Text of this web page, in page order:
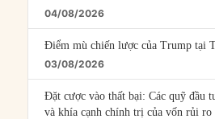
04/08/2026
Điểm mù chiến lược của Trump tại
03/08/2026
Đặt cược vào thất bại: Các quỹ đầu
và khía cạnh chính trị của vốn rủi ro